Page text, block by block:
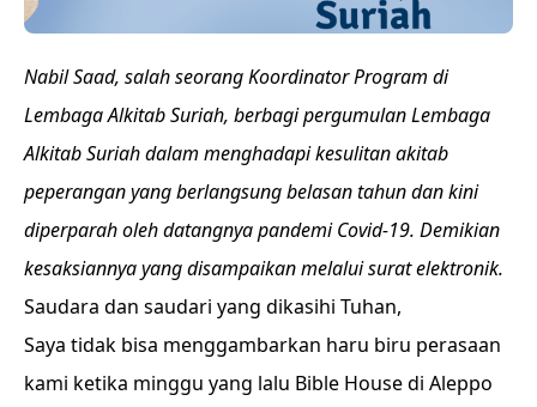
Nabil Saad, salah seorang Koordinator Program di
Lembaga Alkitab Suriah, berbagi pergumulan Lembaga
Alkitab Suriah dalam menghadapi kesulitan akitab
peperangan yang berlangsung belasan tahun dan kini
diperparah oleh datangnya pandemi Covid-19. Demikian
kesaksiannya yang disampaikan melalui surat elektronik.
Saudara dan saudari yang dikasihi Tuhan,
Saya tidak bisa menggambarkan haru biru perasaan
kami ketika minggu yang lalu Bible House di Aleppo